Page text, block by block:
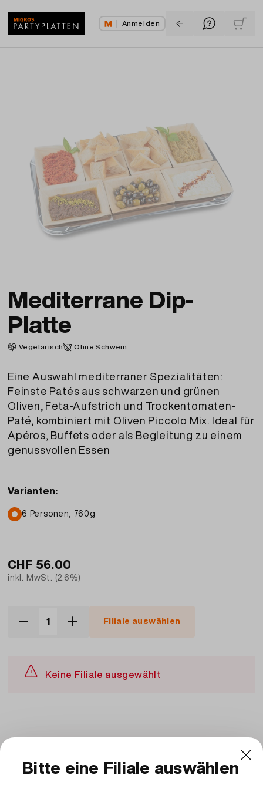
Anmelden
Mediterrane Dip-
Platte
Vegetarisch Ohne Schwein
Eine Auswahl mediterraner Spezialitäten:
Feinste Patés aus schwarzen und grünen
Oliven, Feta-Aufstrich und Trockentomaten-
Paté, kombiniert mit Oliven Piccolo Mix. Ideal für
Apéros, Buffets oder als Begleitung zu einem
genussvollen Essen
Varianten:
6 Personen, 760g
CHF 56.00
inkl. MwSt. (2.6%)
Filiale auswählen
Keine Filiale ausgewählt
Beschreibung und Zutaten